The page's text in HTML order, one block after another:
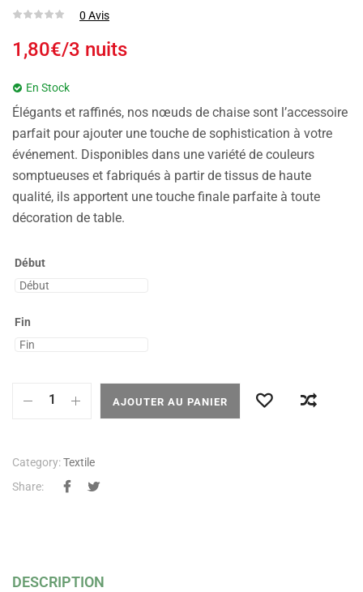
0 Avis
1,80€/3 nuits
En Stock
Élégants et raffinés, nos nœuds de chaise sont l’accessoire
parfait pour ajouter une touche de sophistication à votre
événement. Disponibles dans une variété de couleurs
somptueuses et fabriqués à partir de tissus de haute
qualité, ils apportent une touche finale parfaite à toute
décoration de table.
Début
Fin
AJOUTER AU PANIER
Category:Textile
Share:
DESCRIPTION